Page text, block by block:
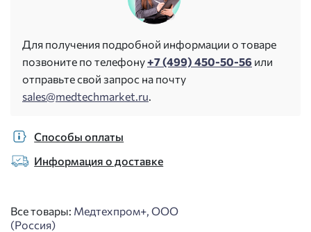
Для получения подробной информации о товаре
позвоните по телефону+7 (499) 450-50-56 или
отправьте свой запрос на почту
sales@medtechmarket.ru.
Способы оплаты
Информация о доставке
Все товары: Медтехпром+, ООО
(Россия)